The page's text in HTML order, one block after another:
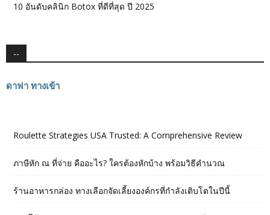
10 อันดับคลินิก Botox ที่ดีที่สุด ปี 2025
--
ดาฟา ทางเข้า
Roulette Strategies USA Trusted: A Comprehensive Review
ภาษีหัก ณ ที่จ่าย คืออะไร? ใครต้องหักบ้าง พร้อมวิธีคำนวณ
ร้านอาหารกล่อง ทางเลือกจัดเลี้ยงองค์กรที่กำลังเติบโตในปีนี้